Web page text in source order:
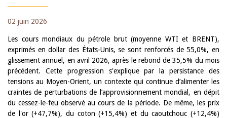
02 juin 2026
Les cours mondiaux du pétrole brut (moyenne WTI et BRENT),
exprimés en dollar des États-Unis, se sont renforcés de 55,0%, en
glissement annuel, en avril 2026, après le rebond de 35,5% du mois
précédent. Cette progression s'explique par la persistance des
tensions au Moyen-Orient, un contexte qui continue d’alimenter les
craintes de perturbations de l’approvisionnement mondial, en dépit
du cessez-le-feu observé au cours de la période. De même, les prix
de l'or (+47,7%), du coton (+15,4%) et du caoutchouc (+12,4%)